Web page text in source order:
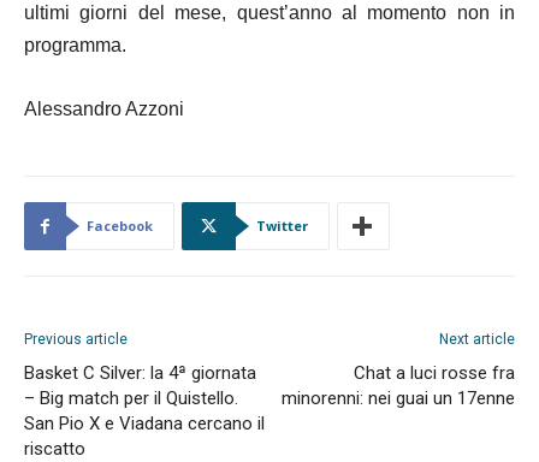
ultimi giorni del mese, quest’anno al momento non in
programma.
Alessandro Azzoni
Facebook Twitter
Previous article
Basket C Silver: la 4ª giornata
– Big match per il Quistello.
San Pio X e Viadana cercano il
riscatto
Next article
Chat a luci rosse fra
minorenni: nei guai un 17enne